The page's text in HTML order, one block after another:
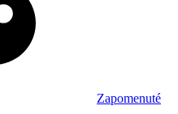
Zapomenuté